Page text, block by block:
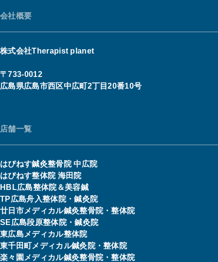
会社概要
株式会社Therapist planet
〒733-0012
広島県広島市西区中広町2丁目20番10号
店舗一覧
はぴねす鍼灸整骨院 中広院
はぴねす整体院 海田院
HBL広島整体院＆美容鍼
TP広島舟入整体院・鍼灸院
廿日市メディカル鍼灸整骨院・整体院
SE広島段原整体院・鍼灸院
東広島メディカル整体院
東千田町メディカル鍼灸院・整体院
楽々園メディカル鍼灸整骨院・整体院